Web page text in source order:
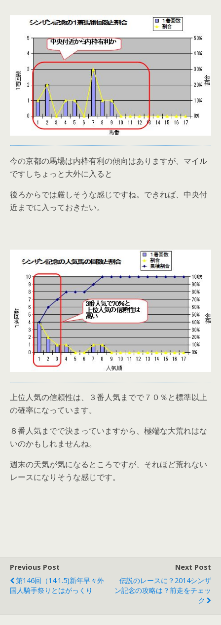
今の京都の馬場は内枠有利の傾向はありますが、マイル
ですしちょっと大外に入ると
後ろからでは厳しそうな感じですね。できれば、中央付
近までに入っておきたい。
上位人気の信頼性は、３番人気までで７０％と標準以上
の確率になっています。
８番人気までで決まっていますから、極端な大荒れはな
いのかもしれませんね。
週末の天気が気になるところですが、それほど荒れない
レースになりそうな感じです。
Previous Post
第146回（14.1.5)新年早々外
国人騎手祭りとはがっくり
Next Post
伝説のレースに？2014シンザ
ン記念の攻略は？前走をチェッ
ク